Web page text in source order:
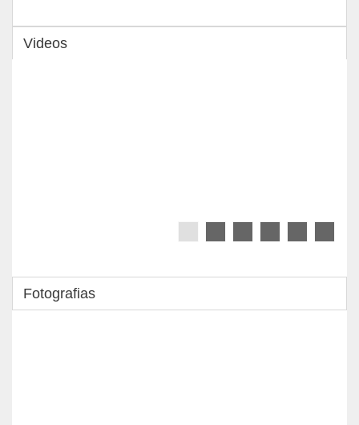
• Sistemas de Gestión
• Derecho Económico Internacional
• Procesos del Pensamiento
• Sociología
• Relaciones Públicas
• Historia del Arte
Videos
Fotografias